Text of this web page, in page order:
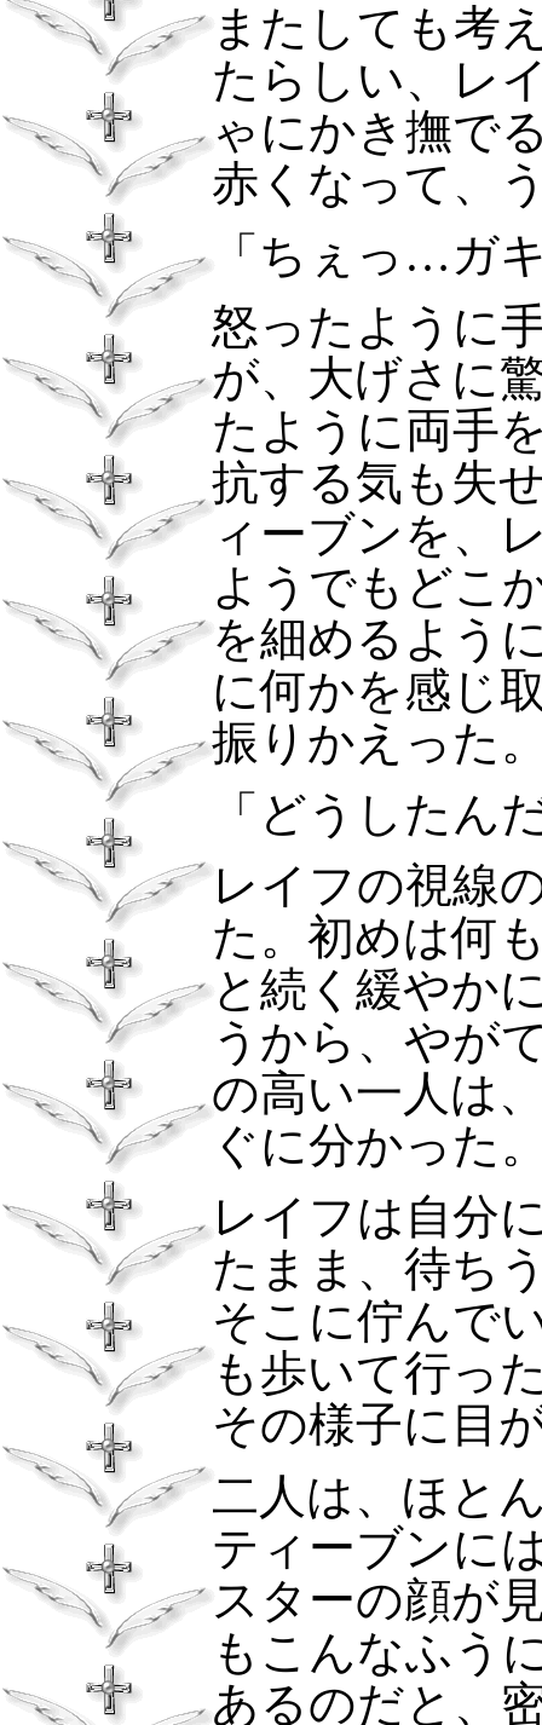
またしても考
たらしい、レ
ゃにかき撫で
赤くなって、
「ちぇっ…ガ
怒ったように
が、大げさに
たように両手
抗する気も失
ィーブンを、
ようでもどこ
を細めるよう
に何かを感じ
振りかえった
「どうしたん
レイフの視線
た。初めは何
と続く緩やか
うから、やが
の高い一人は
ぐに分かった
レイフは自分
たまま、待ち
そこに佇んで
も歩いて行っ
その様子に目
二人は、ほと
ティーブンに
スターの顔が
もこんなふう
あるのだと、